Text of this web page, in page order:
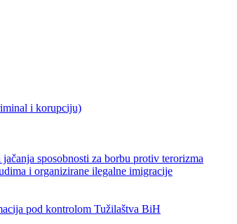
i korupciju)
sposobnosti za borbu protiv terorizma
i organizirane ilegalne imigracije
pod kontrolom Tužilaštva BiH